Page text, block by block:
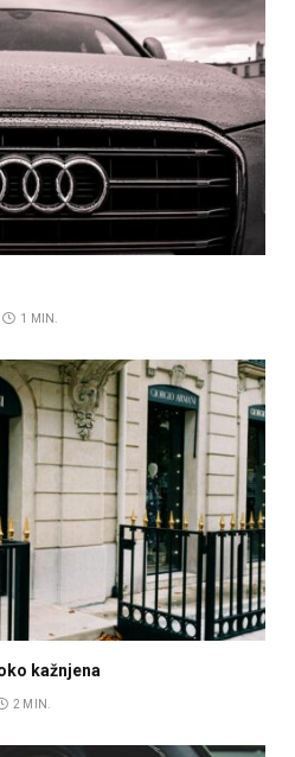
1 MIN.
kažnjena
2 MIN.